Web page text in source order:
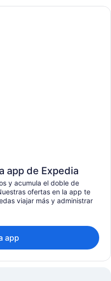
app de Expedia
y acumula el doble de
ofertas en la app te
viajar más y administrar
app